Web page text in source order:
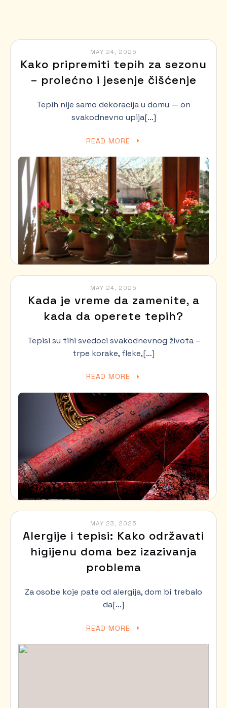
MAY 24, 2025
Kako pripremiti tepih za sezonu
– prolećno i jesenje čišćenje
Tepih nije samo dekoracija u domu — on
svakodnevno upija[…]
READ MORE
MAY 24, 2025
Kada je vreme da zamenite, a
kada da operete tepih?
Tepisi su tihi svedoci svakodnevnog života –
trpe korake, fleke,[…]
READ MORE
MAY 23, 2025
Alergije i tepisi: Kako održavati
higijenu doma bez izazivanja
problema
Za osobe koje pate od alergija, dom bi trebalo
da[…]
READ MORE